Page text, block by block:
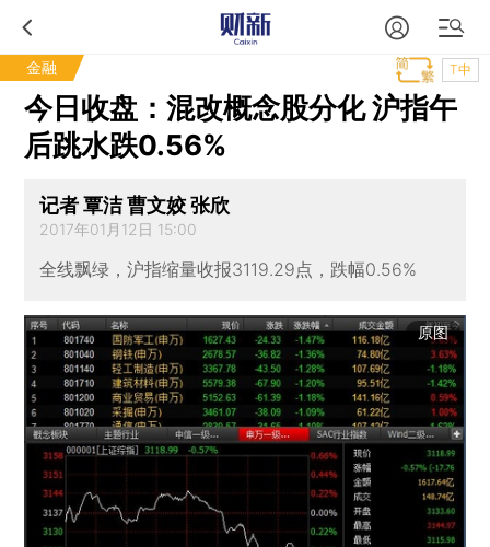
金融 T中
今日收盘：混改概念股分化 沪指午
后跳水跌0.56%
记者 覃洁 曹文姣 张欣
2017年01月12日 15:00
全线飘绿，沪指缩量收报3119.29点，跌幅0.56%
原图